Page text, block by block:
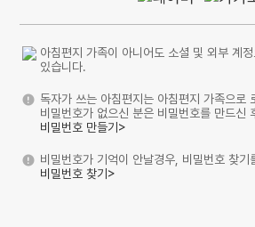
아침편지 가족이 아니어도 소셜 및 외부 계
있습니다.
독자가 쓰는 아침편지는 아침편지 가족으로
비밀번호가 없으신 분은 비밀번호를 만드신
비밀번호 만들기>
비밀번호가 기억이 안날경우, 비밀번호 찾기
비밀번호 찾기>